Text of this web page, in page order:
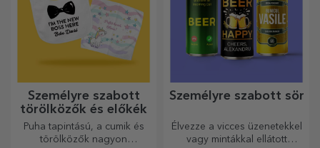
Személyre szabott
törölközők és előkék
Puha tapintású, a cumik és
törölközők nagyon
Személyre szabott sör
Élvezze a vicces üzenetekkel
vagy mintákkal ellátott